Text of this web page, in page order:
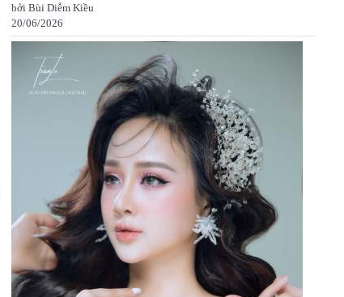
bởi Bùi Diễm Kiều
20/06/2026